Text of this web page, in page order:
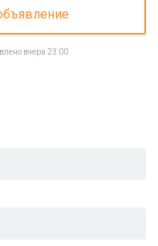
вчера 23:00